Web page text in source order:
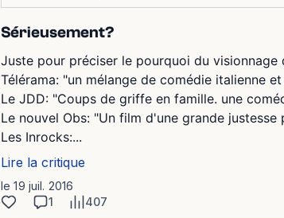
Sérieusement?
Juste pour préciser le pourquoi du visionnage
Télérama: "un mélange de comédie italienne
Le JDD: "Coups de griffe en famille. une
Le nouvel Obs: "Un film d'une grande justesse
Les Inrocks:...
Lire la critique
le 19 juil. 2016
1
407